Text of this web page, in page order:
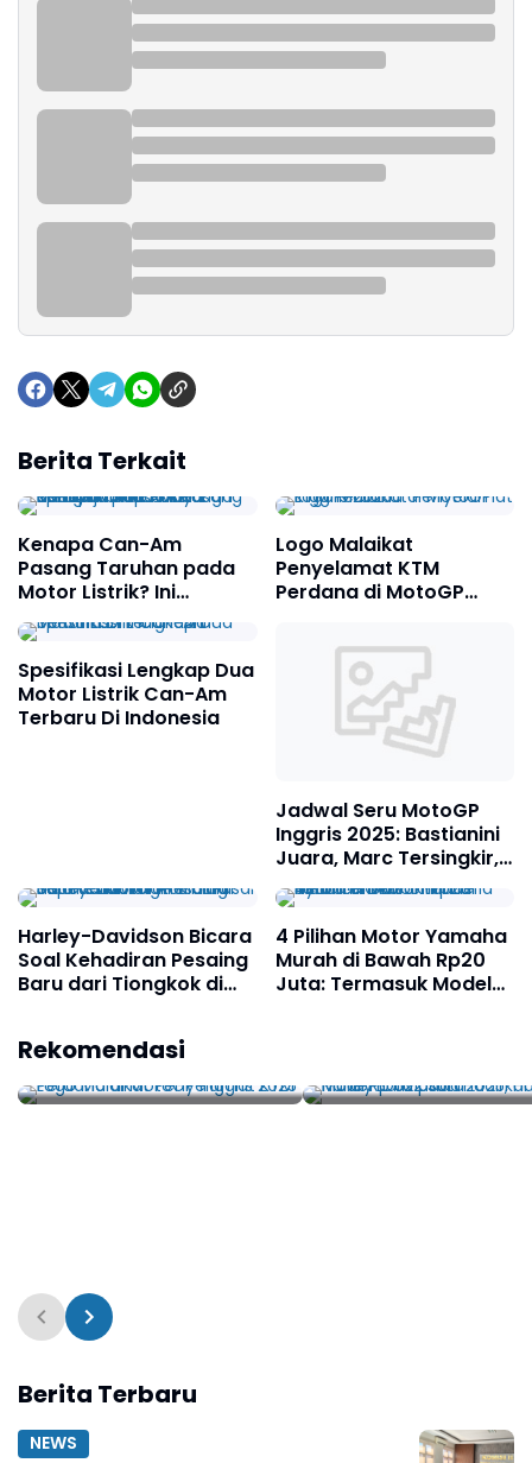
Berita Terkait
Kenapa Can-Am
Pasang Taruhan pada
Motor Listrik? Ini
Alasannya: Spesialis
Truk Roda Tiga dan ATV
Siap Mengejutkan Pasar
Logo Malaikat
Penyelamat KTM
Perdana di MotoGP
Spesifikasi Lengkap Dua
Motor Listrik Can-Am
Terbaru Di Indonesia
Jadwal Seru MotoGP
Inggris 2025: Bastianini
Juara, Marc Tersingkir,
Update Klasemen
Terkini
Harley-Davidson Bicara
Soal Kehadiran Pesaing
Baru dari Tiongkok di
4 Pilihan Motor Yamaha
Murah di Bawah Rp20
Juta: Termasuk Model
Rekomendasi
Penyelamat KTM
Inggris 2025
Rp 522 Juta
Berita Terbaru
NEWS